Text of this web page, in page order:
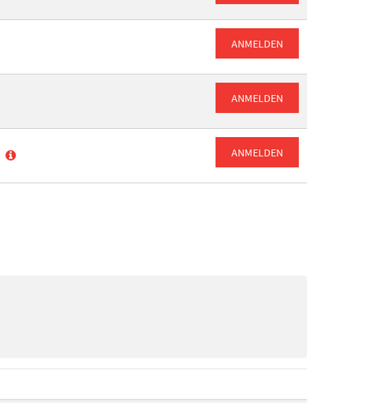
ANMELDEN
ANMELDEN
ANMELDEN